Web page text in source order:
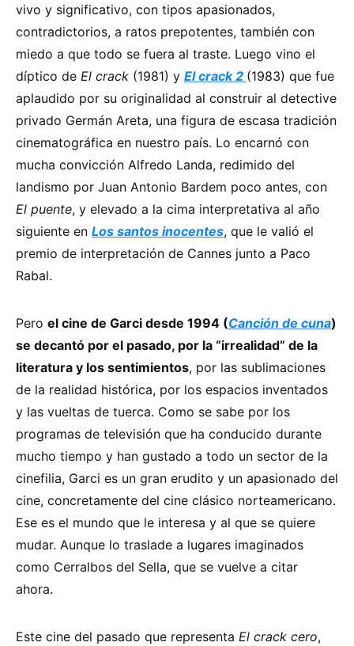
vivo y significativo, con tipos apasionados,
contradictorios, a ratos prepotentes, también con
miedo a que todo se fuera al traste. Luego vino el
díptico de El crack (1981) y El crack 2 (1983) que fue
aplaudido por su originalidad al construir al detective
privado Germán Areta, una figura de escasa tradición
cinematográfica en nuestro país. Lo encarnó con
mucha convicción Alfredo Landa, redimido del
landismo por Juan Antonio Bardem poco antes, con
El puente, y elevado a la cima interpretativa al año
siguiente en Los santos inocentes, que le valió el
premio de interpretación de Cannes junto a Paco
Rabal.
Pero el cine de Garci desde 1994 (Canción de cuna)
se decantó por el pasado, por la “irrealidad” de la
literatura y los sentimientos, por las sublimaciones
de la realidad histórica, por los espacios inventados
y las vueltas de tuerca. Como se sabe por los
programas de televisión que ha conducido durante
mucho tiempo y han gustado a todo un sector de la
cinefilia, Garci es un gran erudito y un apasionado del
cine, concretamente del cine clásico norteamericano.
Ese es el mundo que le interesa y al que se quiere
mudar. Aunque lo traslade a lugares imaginados
como Cerralbos del Sella, que se vuelve a citar
ahora.
Este cine del pasado que representa El crack cero,